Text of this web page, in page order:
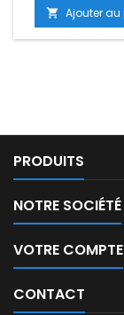
 Ajouter au
PRODUITS
NOTRE SOCIÉTÉ
VOTRE COMPTE
CONTACT